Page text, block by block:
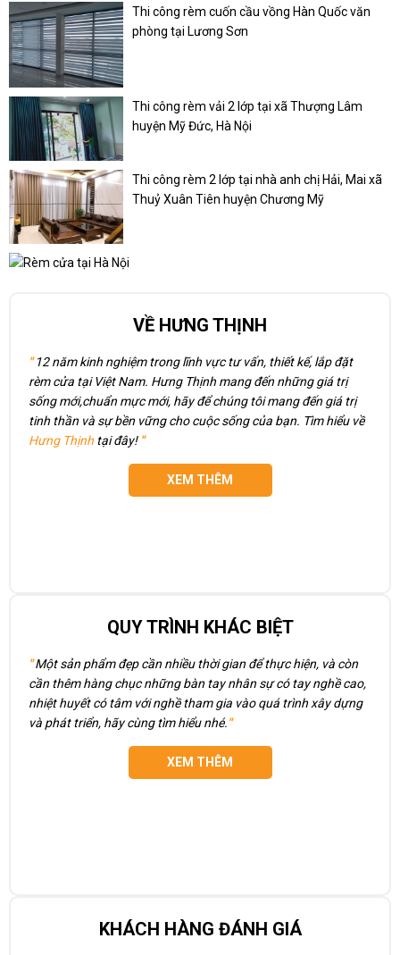
Thi công rèm cuốn cầu vồng Hàn Quốc văn
phòng tại Lương Sơn
Thi công rèm vải 2 lớp tại xã Thượng Lâm
huyện Mỹ Đức, Hà Nội
Thi công rèm 2 lớp tại nhà anh chị Hải, Mai xã
Thuỷ Xuân Tiên huyện Chương Mỹ
VỀ HƯNG THỊNH
"12 năm kinh nghiệm trong lĩnh vực tư vấn, thiết kế, lắp đặt
rèm cửa tại Việt Nam. Hưng Thịnh mang đến những giá trị
sống mới,chuẩn mực mới, hãy để chúng tôi mang đến giá trị
tinh thần và sự bền vững cho cuộc sống của bạn. Tìm hiểu về
Hưng Thịnh tại đây! "
XEM THÊM
QUY TRÌNH KHÁC BIỆT
"Một sản phẩm đẹp cần nhiều thời gian để thực hiện, và còn
cần thêm hàng chục những bàn tay nhân sự có tay nghề cao,
nhiệt huyết có tâm với nghề tham gia vào quá trình xây dựng
và phát triển, hãy cùng tìm hiểu nhé."
XEM THÊM
KHÁCH HÀNG ĐÁNH GIÁ